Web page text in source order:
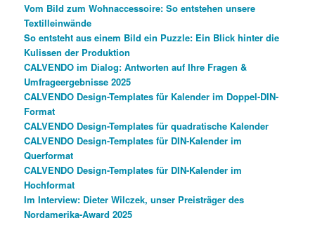
Vom Bild zum Wohnaccessoire: So entstehen unsere
Textilleinwände
So entsteht aus einem Bild ein Puzzle: Ein Blick hinter die
Kulissen der Produktion
CALVENDO im Dialog: Antworten auf Ihre Fragen &
Umfrageergebnisse 2025
CALVENDO Design-Templates für Kalender im Doppel-DIN-
Format
CALVENDO Design-Templates für quadratische Kalender
CALVENDO Design-Templates für DIN-Kalender im
Querformat
CALVENDO Design-Templates für DIN-Kalender im
Hochformat
Im Interview: Dieter Wilczek, unser Preisträger des
Nordamerika-Award 2025